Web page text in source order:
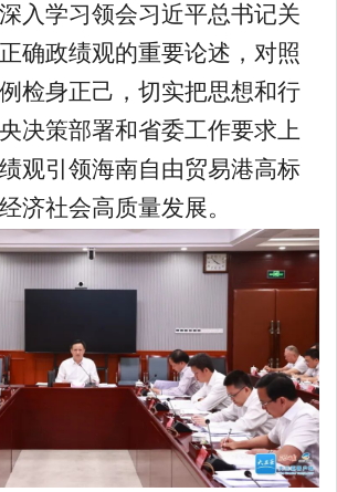
入学习领会习近平总书记关
确政绩观的重要论述，对照
检身正己，切实把思想和行
决策部署和省委工作要求上
观引领海南自由贸易港高标
济社会高质量发展。